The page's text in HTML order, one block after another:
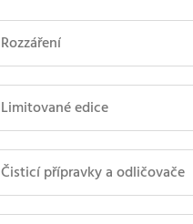
Rozzáření
Limitované edice
Čisticí přípravky a odličovače